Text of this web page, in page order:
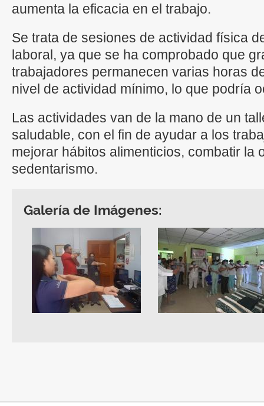
aumenta la eficacia en el trabajo.
Se trata de sesiones de actividad física
laboral, ya que se ha comprobado que
trabajadores permanecen varias horas
nivel de actividad mínimo, lo que podría
Las actividades van de la mano de un
saludable, con el fin de ayudar a los
mejorar hábitos alimenticios, combatir la
sedentarismo.
Galería de Imágenes: